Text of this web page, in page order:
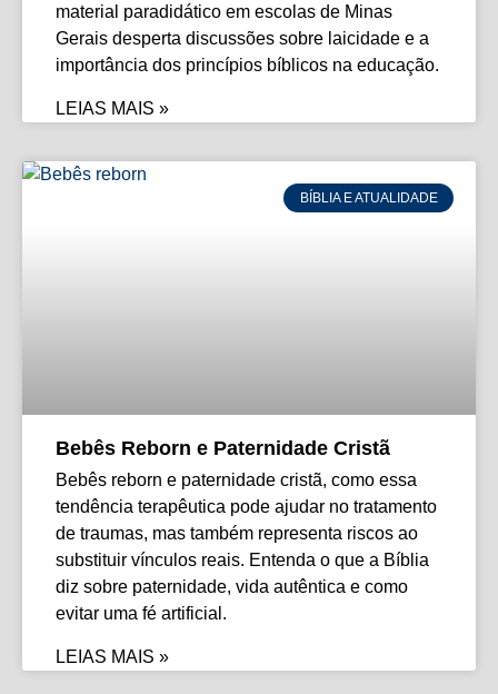
material paradidático em escolas de Minas
Gerais desperta discussões sobre laicidade e a
importância dos princípios bíblicos na educação.
LEIAS MAIS »
BÍBLIA E ATUALIDADE
Bebês Reborn e Paternidade Cristã
Bebês reborn e paternidade cristã, como essa
tendência terapêutica pode ajudar no tratamento
de traumas, mas também representa riscos ao
substituir vínculos reais. Entenda o que a Bíblia
diz sobre paternidade, vida autêntica e como
evitar uma fé artificial.
LEIAS MAIS »